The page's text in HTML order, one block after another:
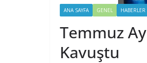
ANA SAYFA GENEL HABERLER
Temmuz
Kavuştu